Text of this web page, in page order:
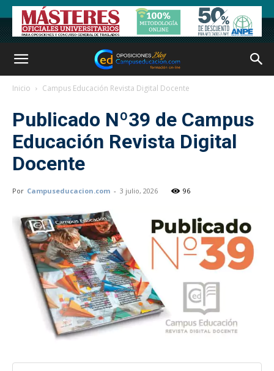
Inicio Campus Educación Revista Digital Docente
Publicado Nº39 de Campus
Educación Revista Digital
Docente
Por Campuseducacion.com - 3 julio, 2026 96